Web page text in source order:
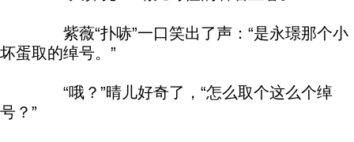
紫薇“扑哧”一口笑出了声：“是永璟那个小
坏蛋取的绰号。”
“哦？”晴儿好奇了，“怎么取个这么个绰
号？”